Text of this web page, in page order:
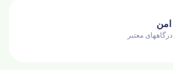
معتبر